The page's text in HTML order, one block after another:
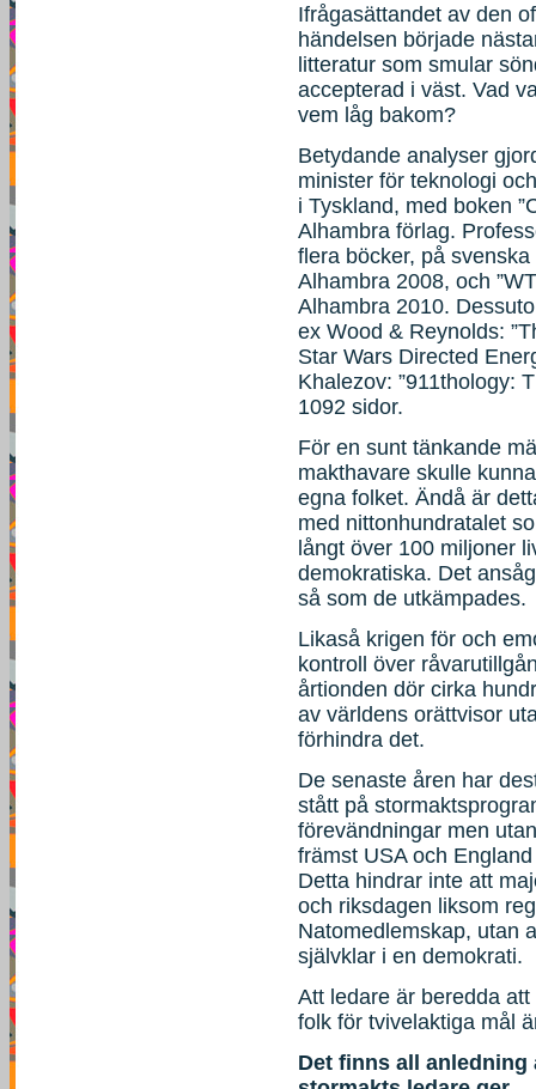
Ifrågasättandet av den
händelsen började
litteratur som smular
accepterad i väst. Vad
vem låg bakom?
Betydande analyser
minister för teknologi
i Tyskland, med boken
Alhambra förlag.
flera böcker, på svenska
Alhambra 2008, och
Alhambra 2010.
ex Wood & Reynolds:
Star Wars Directed
Khalezov: ”911thology:
1092 sidor.
För en sunt tänkande
makthavare skulle
egna folket. Ändå är
med nittonhundratalet
långt över 100 miljoner
demokratiska. Det
så som de utkämpades.
Likaså krigen för och
kontroll över
årtionden dör cirka
av världens orättvisor
förhindra det.
De senaste åren har
stått på
förevändningar men
främst USA och
Detta hindrar inte att
och riksdagen liksom
Natomedlemskap, utan
självklar i en demokrati.
Att ledare är beredda
folk för tvivelaktiga mål
Det finns all